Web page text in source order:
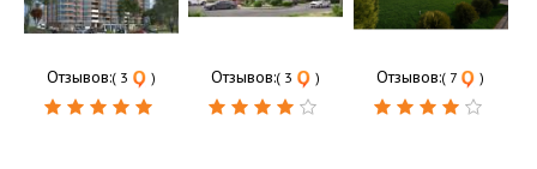
Отзывов:( 3 ) Отзывов:( 3 ) Отзывов:( 7 )